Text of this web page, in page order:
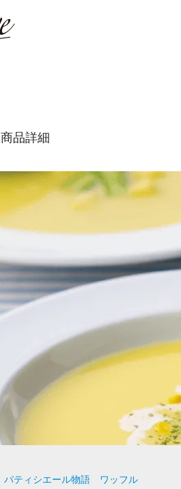
商品詳細
パティシエール物語 ワッフル